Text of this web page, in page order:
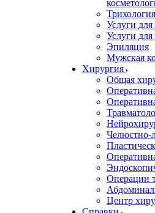
Услуги для
Услуги для
Эпиляция
Мужская
Хирургия
Общая
Челюстно-
Операции
Центр